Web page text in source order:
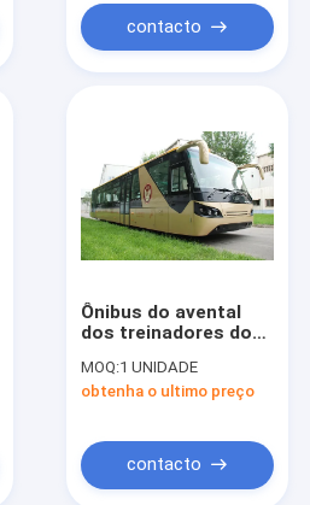
contacto
Ônibus do avental
dos treinadores do
profissional 13 com
Cummins Engine
MOQ:1 UNIDADE
obtenha o ultimo preço
contacto